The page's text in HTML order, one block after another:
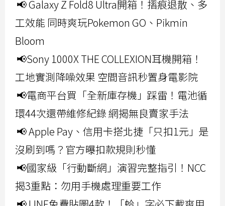
📢 Galaxy Z Fold8 Ultra開箱！摺痕退散、多
工效能 同時爽玩Pokemon GO、Pikmin
Bloom
📢Sony 1000X THE COLLEXION耳機開箱！
工地實測降噪效果 空間音訊秒置身電影院
📢電商平台買「全新庫存機」踩雷！電池循
環44次還帶維修紀錄 網揭無良賣家手法
📢 Apple Pay、信用卡搭北捷「只扣1元」是
沒刷到嗎？官方曝扣款規則秒懂
📢國家級「行動斷網」演習完整指引！NCC
揭3重點：勿用手機處理重要工作